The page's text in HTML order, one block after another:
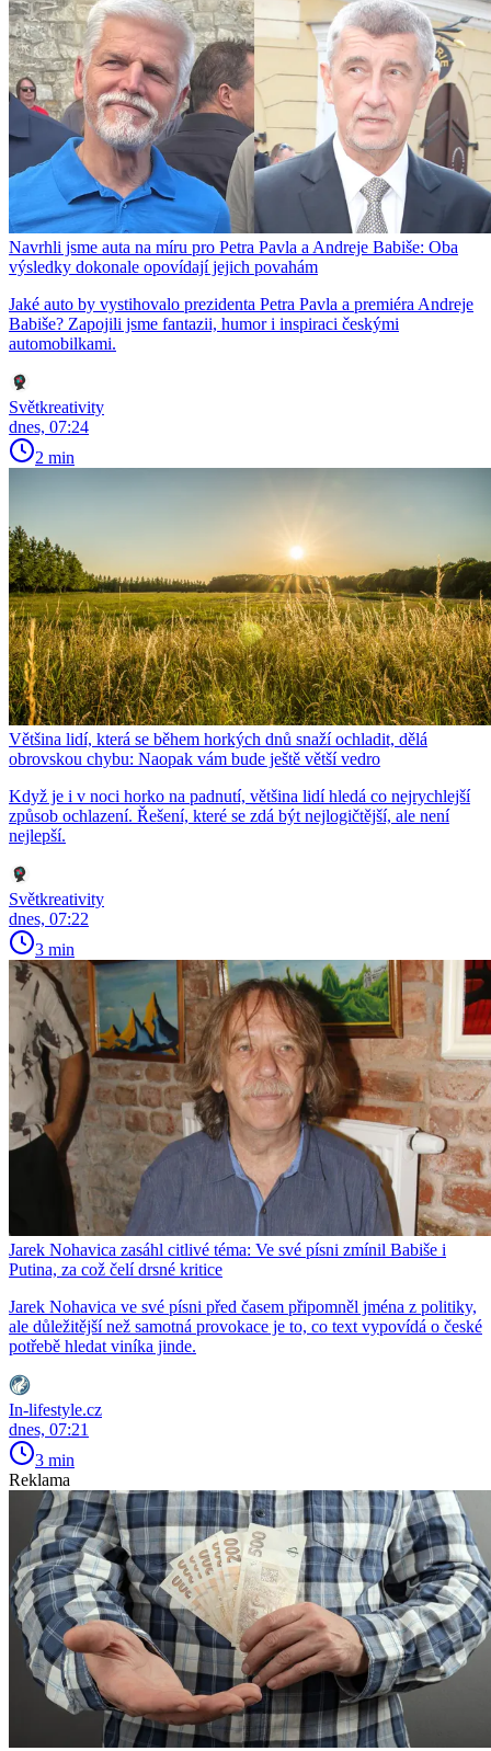
Navrhli jsme auta na míru pro Petra Pavla a Andreje Babiše: Oba
výsledky dokonale opovídají jejich povahám
Jaké auto by vystihovalo prezidenta Petra Pavla a premiéra Andreje
Babiše? Zapojili jsme fantazii, humor i inspiraci českými
automobilkami.
Světkreativity
dnes, 07:24
2 min
Většina lidí, která se během horkých dnů snaží ochladit, dělá
obrovskou chybu: Naopak vám bude ještě větší vedro
Když je i v noci horko na padnutí, většina lidí hledá co nejrychlejší
způsob ochlazení. Řešení, které se zdá být nejlogičtější, ale není
nejlepší.
Světkreativity
dnes, 07:22
3 min
Jarek Nohavica zasáhl citlivé téma: Ve své písni zmínil Babiše i
Putina, za což čelí drsné kritice
Jarek Nohavica ve své písni před časem připomněl jména z politiky,
ale důležitější než samotná provokace je to, co text vypovídá o české
potřebě hledat viníka jinde.
In-lifestyle.cz
dnes, 07:21
3 min
Reklama